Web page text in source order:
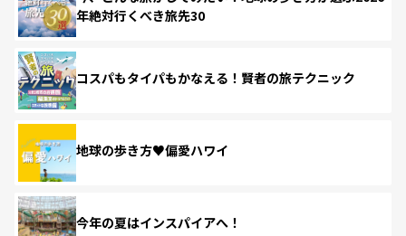
年絶対行くべき旅先30
コスパもタイパもかなえる！賢者の旅テクニック
地球の歩き方♥偏愛ハワイ
今年の夏はインスパイアへ！